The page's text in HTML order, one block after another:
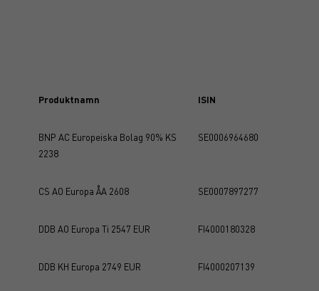
Produktnamn ISIN
BNP AC Europeiska Bolag 90% KS
2238
SE0006964680
CS AO Europa ÅA 2608 SE0007897277
DDB AO Europa Ti 2547 EUR FI4000180328
DDB KH Europa 2749 EUR FI4000207139